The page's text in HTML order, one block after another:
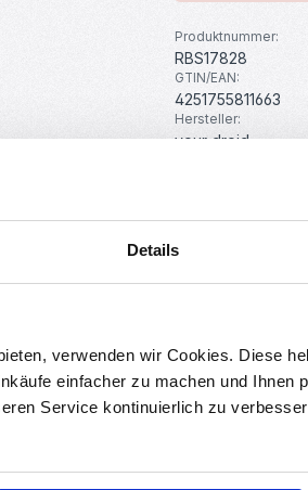
Details
verwenden wir Cookies. Diese
einfacher zu machen und Ihnen
Service kontinuierlich zu
Produktnummer:
RBS17828
GTIN/EAN:
4251755811663
Hersteller:
your droid
Bewertungen
hohe Haftkraft bei kompakter
geschützt. Die Magnetisierung
oder kreative Projekte mit hohem